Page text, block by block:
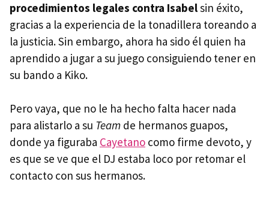
procedimientos legales contra Isabelsin éxito,
gracias a la experiencia de la tonadillera toreando a
la justicia. Sin embargo, ahora ha sido él quien ha
aprendido a jugar a su juego consiguiendo tener en
su bando a Kiko.
Pero vaya, que no le ha hecho falta hacer nada
para alistarlo a su Team de hermanos guapos,
donde ya figuraba Cayetano como firme devoto, y
es que se ve que el DJ estaba loco por retomar el
contacto con sus hermanos.